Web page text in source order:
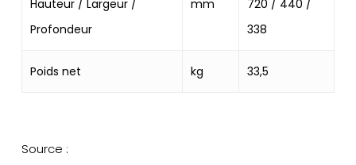
Hauteur / Largeur /
Profondeur
mm
720 / 440 /
338
Poids net kg 33,5
Source :